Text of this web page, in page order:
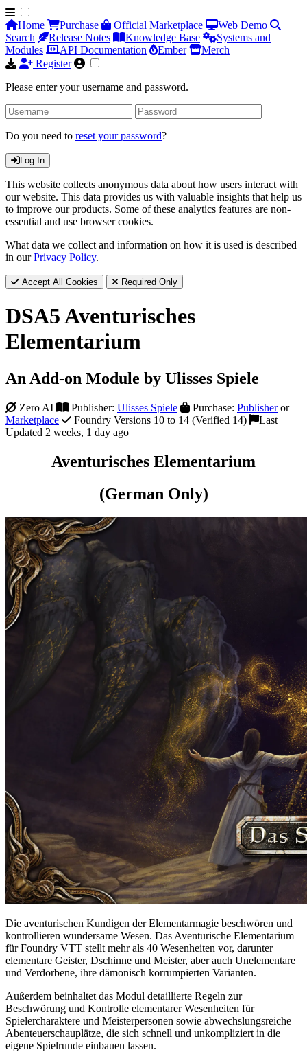
Home Purchase Official Marketplace
Web Demo
Search
Release Notes Knowledge Base
Systems and
Modules
API Documentation Ember
Merch
Register
Please enter your username and password.
Do you need to reset your password?
Log In
This website collects anonymous data about how users interact with
our website. This data provides us with valuable insights that help us
to improve our products. Some of these analytics features are non-
essential and use browser cookies.
What data we collect and information on how it is used is described
in ourPrivacy Policy.
Accept All Cookies Required Only
DSA5 Aventurisches
Elementarium
An Add-on Module by Ulisses Spiele
Zero AI Publisher: Ulisses Spiele Purchase: Publisheror
Marketplace
Foundry Versions 10 to 14 (Verified 14)
Last
Updated 2 weeks, 1 day ago
Aventurisches Elementarium
(German Only)
Die aventurischen Kundigen der Elementarmagie beschwören und
kontrollieren wundersame Wesen. Das Aventurische Elementarium
für Foundry VTT stellt mehr als 40 Wesenheiten vor, darunter
elementare Geister, Dschinne und Meister, aber auch Unelementare
und Verdorbene, ihre dämonisch korrumpierten Varianten.
Außerdem beinhaltet das Modul detaillierte Regeln zur
Beschwörung und Kontrolle elementarer Wesenheiten für
Spielercharaktere und Meisterpersonen sowie abwechslungsreiche
Abenteuerschauplätze, die sich schnell und unkompliziert in die
eigene Spielrunde einbauen lassen.